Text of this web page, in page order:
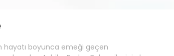
hayatı boyunca emeği geçen